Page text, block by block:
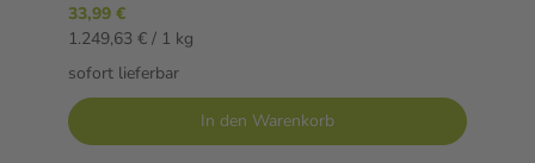
33,99 €
1.249,63 € / 1 kg
sofort lieferbar
In den Warenkorb